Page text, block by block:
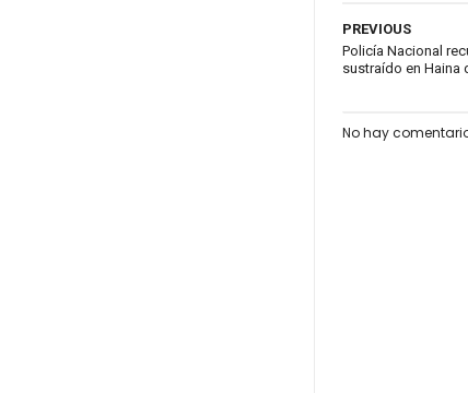
PREVIOUS
Policía Nacional
sustraído en Haina
No hay